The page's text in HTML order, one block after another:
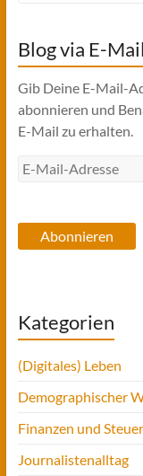
Blog via E-
Gib Deine E-Mail-
abonnieren und
E-Mail zu erhalten.
E-
Abonnieren
Kategorien
(Digitales) Leben
Demographischer
Finanzen und
Journalistenalltag